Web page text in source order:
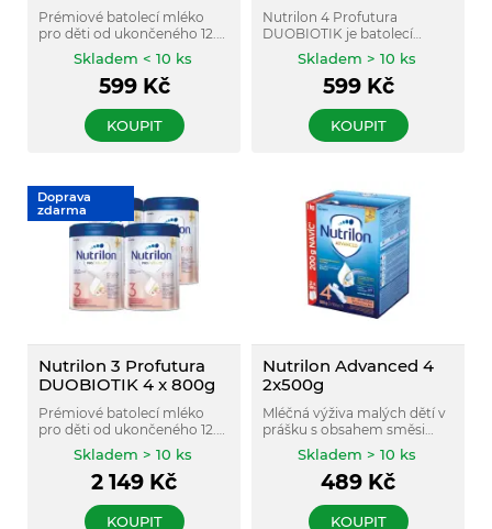
Prémiové batolecí mléko
pro děti od ukončeného 12.
měsíce, s mléčným tukem
pro lahodnější krémovou
chuť a s jedinečnou
kombinací oligosacharidů,
prebiotik a živin pro podporu
imunity.
Skladem < 10 ks
599Kč
KOUPIT
Nutrilon 4 Profutura
DUOBIOTIK je batolecí
mléko v prášku pro děti od
ukončeného 24. měsíce, bez
palmového oleje, s
fermentovanou mléčnou
složkou a prebiotiky
GOS/FOS, doplněné o
Skladem > 10 ks
599Kč
KOUPIT
Doprava
zdarma
Nutrilon 3 Profutura
DUOBIOTIK 4 x 800g
Prémiové batolecí mléko
pro děti od ukončeného 12.
měsíce, s mléčným tukem
pro lahodnější krémovou
chuť a s jedinečnou
prebiotik a živin pro podporu
Skladem > 10 ks
2 149 Kč
KOUPIT
Nutrilon Advanced 4
2x500g
Mléčná výživa malých dětí v
prášku s obsahem směsi
probiotik určená pro děti od
ukončeného 2 roku věku.
Skladem > 10 ks
489 Kč
KOUPIT